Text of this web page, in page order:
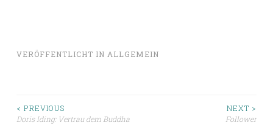
VERÖFFENTLICHT IN ALLGEMEIN
Beitragsnavigation
< PREVIOUS
Doris Iding: Vertrau dem Buddha
NEXT >
Follower